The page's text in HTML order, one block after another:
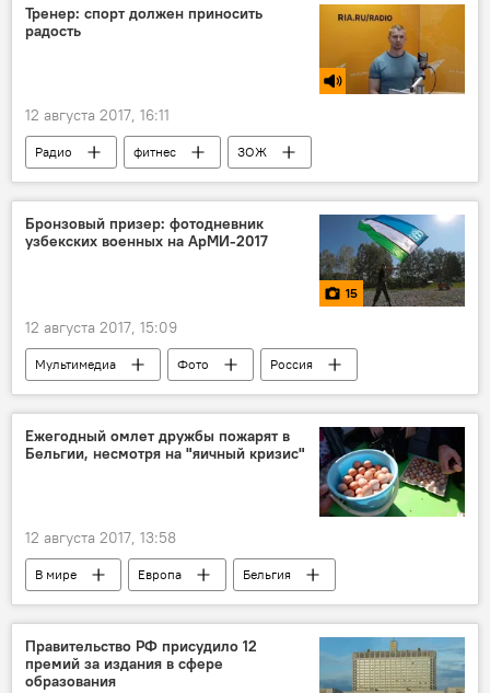
Тренер: спорт должен приносить
радость
12 августа 2017, 16:11
Радио фитнес
ЗОЖ
Спорт
Бронзовый призер: фотодневник
узбекских военных на АрМИ-2017
15
12 августа 2017, 15:09
Мультимедиа Фото
Россия
Узбекистан
Китай
Армейские международные игры
Соревнования
Военнослужащие
Узбекистан на Армейских международных играх - 2017
Ежегодный омлет дружбы пожарят в
Бельгии, несмотря на "яичный кризис"
12 августа 2017, 13:58
В мире Европа
Бельгия
яйца
яичный кризис
омлет дружбы
Правительство РФ присудило 12
премий за издания в сфере
образования